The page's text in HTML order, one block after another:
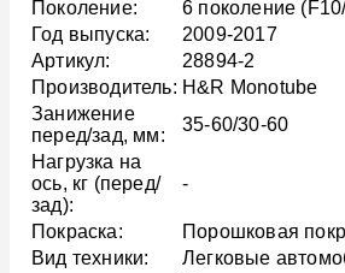
Поколение:
6 поколение
Год выпуска:
2009-2017
Артикул:
28894-2
Производитель: H&R Monotube
Занижение
перед/зад, мм:
35-60/30-60
Нагрузка на
ось, кг (перед/
зад):
-
Покраска:
Порошковая
Вид техники:
Легковые